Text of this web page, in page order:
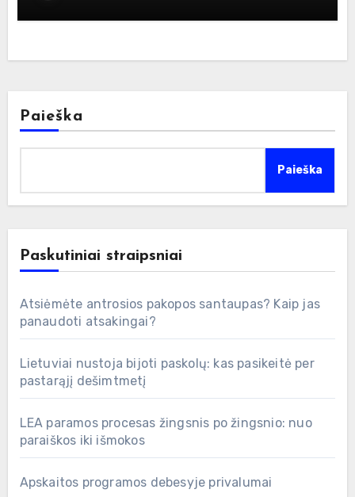
Paieška
Paieška
Paskutiniai straipsniai
Atsiėmėte antrosios pakopos santaupas? Kaip jas
panaudoti atsakingai?
Lietuviai nustoja bijoti paskolų: kas pasikeitė per
pastarąjį dešimtmetį
LEA paramos procesas žingsnis po žingsnio: nuo
paraiškos iki išmokos
Apskaitos programos debesyje privalumai